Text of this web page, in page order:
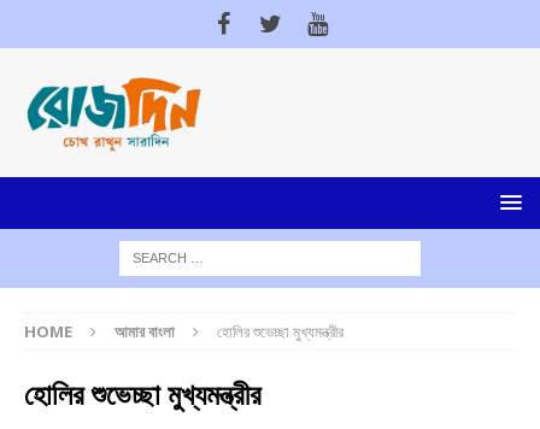
HOME আমার বাংলা হোলির শুভেচ্ছা মুখ্যমন্ত্রীর
হোলির শুভেচ্ছা মুখ্যমন্ত্রীর